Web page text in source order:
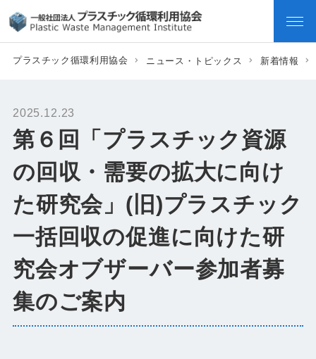
プラスチック循環利用協会 ニュース・トピックス 新着情報
2025.12.23
第６回「プラスチック資源
の回収・需要の拡大に向け
た研究会」(旧)プラスチック
一括回収の促進に向けた研
究会オブザーバー参加者募
集のご案内